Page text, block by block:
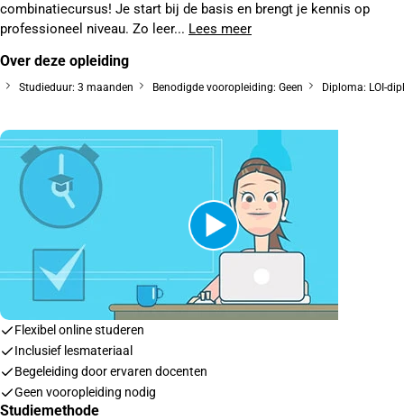
combinatiecursus! Je start bij de basis en brengt je kennis op
professioneel niveau. Zo leer... Lees meer
Over deze opleiding
Studieduur: 3 maanden Benodigde vooropleiding: Geen Diploma: LOI-
Flexibel online studeren
Inclusief lesmateriaal
Begeleiding door ervaren docenten
Geen vooropleiding nodig
Studiemethode